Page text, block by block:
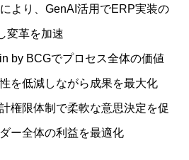
より、GenAI活用でERP実装の
変革を加速
by BCGでプロセス全体の価値
を低減しながら成果を最大化
権限体制で柔軟な意思決定を促
ー全体の利益を最適化